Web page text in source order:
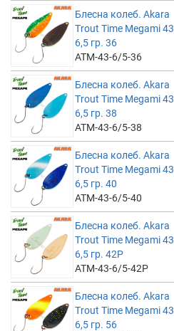
Блесна колеб. Akara
Trout Time Megami 43
6,5 гр. 36
ATM-43-6/5-36
Блесна колеб. Akara
Trout Time Megami 43
6,5 гр. 38
ATM-43-6/5-38
Блесна колеб. Akara
Trout Time Megami 43
6,5 гр. 40
ATM-43-6/5-40
Блесна колеб. Akara
Trout Time Megami 43
6,5 гр. 42P
ATM-43-6/5-42P
Блесна колеб. Akara
Trout Time Megami 43
6,5 гр. 56